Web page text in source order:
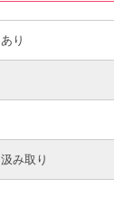
あり
汲み取り